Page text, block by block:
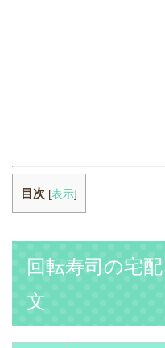
目次 [表示]
回転寿司の宅
文